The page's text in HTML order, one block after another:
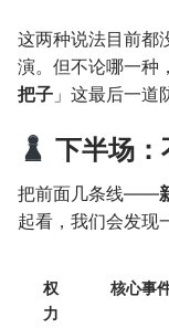
这两种说法目前都
演。但不论哪一种
把子 」这最后一道
下半场
把前面几条线——
起看，我们会发现
权
力
核心事